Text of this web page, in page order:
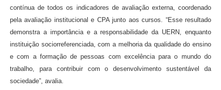
contínua de todos os indicadores de avaliação externa, coordenado
pela avaliação institucional e CPA junto aos cursos. “Esse resultado
demonstra a importância e a responsabilidade da UERN, enquanto
instituição sociorreferenciada, com a melhoria da qualidade do ensino
e com a formação de pessoas com excelência para o mundo do
trabalho, para contribuir com o desenvolvimento sustentável da
sociedade”, avalia.